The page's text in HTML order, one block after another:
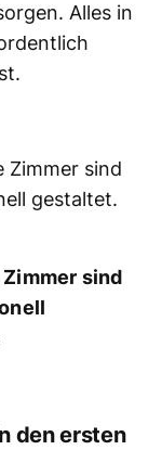
Alles in
sind
den ersten